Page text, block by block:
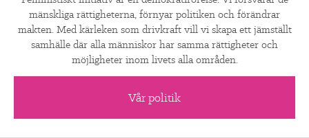
mänskliga rättigheterna, förnyar politiken och förändrar
makten. Med kärleken som drivkraft vill vi skapa ett jämställt
samhälle där alla människor har samma rättigheter och
möjligheter inom livets alla områden.
Vår politik